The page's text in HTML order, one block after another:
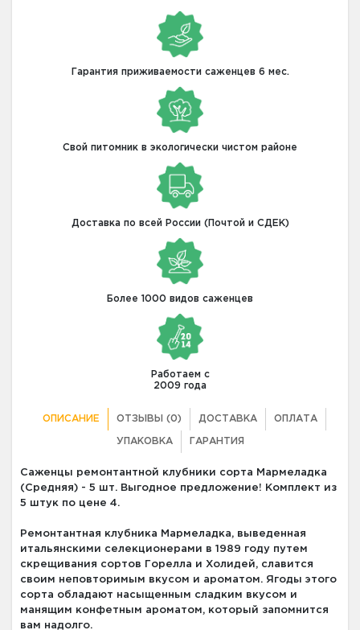
Гарантия приживаемости саженцев 6 мес.
Свой питомник в экологически чистом районе
Доставка по всей России (Почтой и СДЕК)
Более 1000 видов саженцев
Работаем с
2009 года
ОПИСАНИЕ ОТЗЫВЫ (0) ДОСТАВКА ОПЛАТА
УПАКОВКА ГАРАНТИЯ
Саженцы ремонтантной клубники сорта Мармеладка
(Средняя) - 5 шт. Выгодное предложение! Комплект из
5 штук по цене 4.
Ремонтантная клубника Мармеладка, выведенная
итальянскими селекционерами в 1989 году путем
скрещивания сортов Горелла и Холидей, славится
своим неповторимым вкусом и ароматом. Ягоды этого
сорта обладают насыщенным сладким вкусом и
манящим конфетным ароматом, который запомнится
вам надолго.